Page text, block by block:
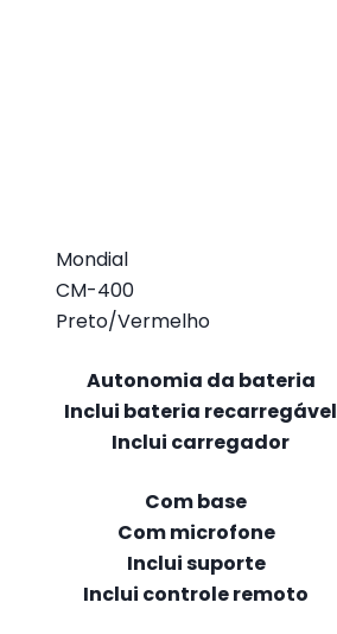
Mondial
CM-400
Preto/Vermelho
Autonomia da bateria
Inclui bateria recarregável
Inclui carregador
Com base
Com microfone
Inclui suporte
Inclui controle remoto